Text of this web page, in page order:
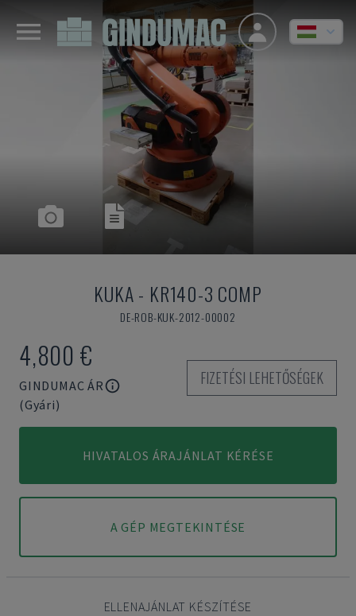
KUKA- KR140-3 COMP
DE-ROB-KUK-2012-00002
4,800 €
GINDUMAC ÁR
(Gyári)
FIZETÉSI LEHETŐSÉGEK
HIVATALOS ÁRAJÁNLAT KÉRÉSE
A GÉP MEGTEKINTÉSE
ELLENAJÁNLAT KÉSZÍTÉSE